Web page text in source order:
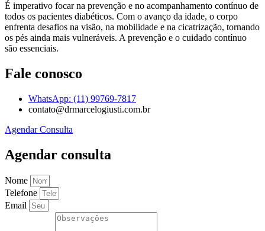
É imperativo focar na prevenção e no acompanhamento contínuo de
todos os pacientes diabéticos. Com o avanço da idade, o corpo
enfrenta desafios na visão, na mobilidade e na cicatrização, tornando
os pés ainda mais vulneráveis. A prevenção e o cuidado contínuo
são essenciais.
Fale conosco
WhatsApp: (11) 99769-7817
contato@drmarcelogiusti.com.br
Agendar Consulta
Agendar consulta
Nome
Telefone
Email